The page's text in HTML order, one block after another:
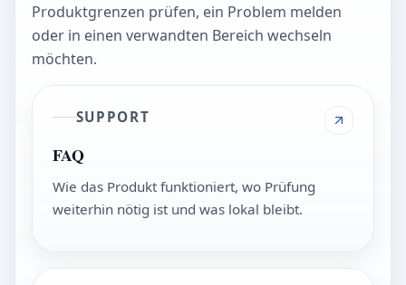
Produktgrenzen prüfen, ein Problem melden
oder in einen verwandten Bereich wechseln
möchten.
SUPPORT
FAQ
Wie das Produkt funktioniert, wo Prüfung
weiterhin nötig ist und was lokal bleibt.